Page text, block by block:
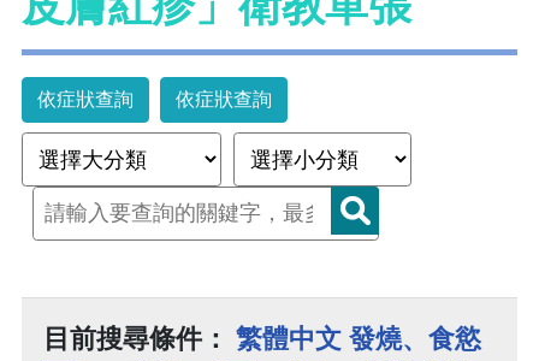
依症狀查詢 依症狀查詢
目前搜尋條件： 繁體中文 發燒、食慾